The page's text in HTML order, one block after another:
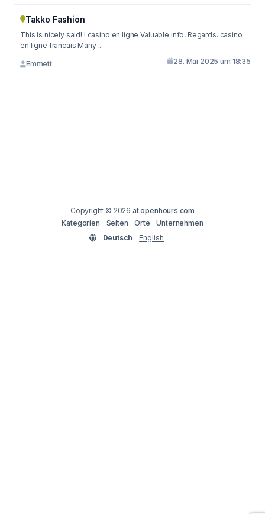
Takko Fashion
This is nicely said! ! casino en ligne Valuable info, Regards. casino
en ligne francais Many ...
Emmett 28. Mai 2025 um 18:35
Copyright © 2026 at.openhours.com
Kategorien
Seiten Orte
Unternehmen
Deutsch
English